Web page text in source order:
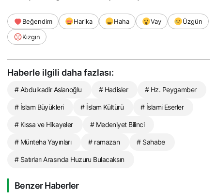
Beğendim Harika Haha Vay
Üzgün
Kızgın
Haberle ilgili daha fazlası:
# Abdulkadir Aslanoğlu # Hadisler # Hz. Peygamber
# İslam Büyükleri # İslam Kültürü # İslami Eserler
# Kıssa ve Hikayeler # Medeniyet Bilinci
# Münteha Yayınları # ramazan # Sahabe
# Satırları Arasında Huzuru Bulacaksın
Benzer Haberler